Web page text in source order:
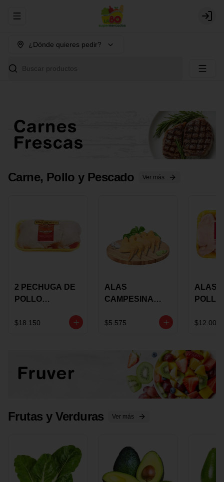
Abrir menu de navegación Login
¿Dónde quieres pedir?
Buscar productos
Carne, Pollo y Pescado Ver más
2 PECHUGA DE
POLLO
MARINADA X
$18.150
ALAS
CAMPESINA
COSTILLAR A
$5.575
ALAS
POLLO
$12.000
Frutas y Verduras Ver más